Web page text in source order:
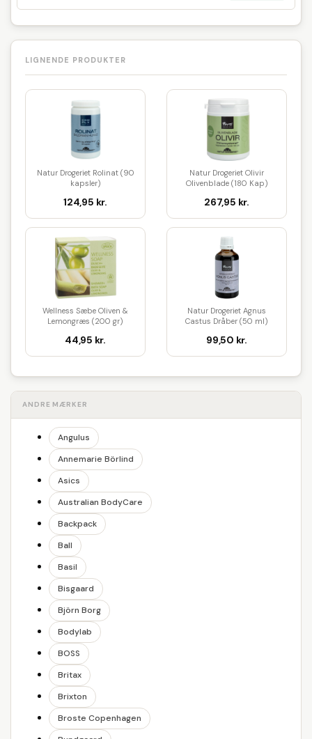
LIGNENDE PRODUKTER
Natur Drogeriet Rolinat (90
kapsler)
124,95 kr.
Natur Drogeriet Olivir
Olivenblade (180 Kap)
267,95 kr.
Wellness Sæbe Oliven &
Lemongræs (200 gr)
44,95 kr.
Natur Drogeriet Agnus
Castus Dråber (50 ml)
99,50 kr.
ANDRE MÆRKER
Angulus
Annemarie Börlind
Asics
Australian BodyCare
Backpack
Ball
Basil
Bisgaard
Björn Borg
Bodylab
BOSS
Britax
Brixton
Broste Copenhagen